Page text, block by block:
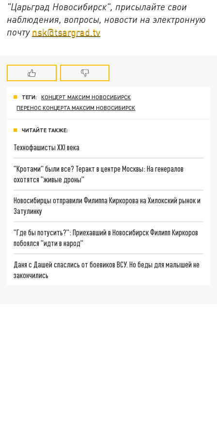
"Царьград Новосибирск", присылайте свои
наблюдения, вопросы, новости на электронную
почту nsk@tsargrad.tv
ТЕГИ:
КОНЦЕРТ МАКСИМ НОВОСИБИРСК
ПЕРЕНОС КОНЦЕРТА МАКСИМ НОВОСИБИРСК
ЧИТАЙТЕ ТАКЖЕ:
Технофашисты XXI века
"Кротами" были все? Теракт в центре Москвы: На генералов
охотятся "живые дроны"
Новосибирцы отправили Филиппа Киркорова на Хилокский рынок и
Затулинку
"Где бы потусить?": Приехавший в Новосибирск Филипп Киркоров
побоялся "идти в народ"
Даня с Дашей спаслись от боевиков ВСУ. Но беды для малышей не
закончились